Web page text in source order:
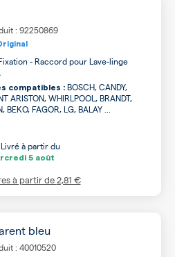
: 92250869
- Raccord pour Lave-linge
compatibles : BOSCH, CANDY,
ARISTON, WHIRLPOOL, BRANDT,
BEKO, FAGOR, LG, BALAY ...
Livré à partir du
5 août
à partir de2,81 €
bleu
: 40010520